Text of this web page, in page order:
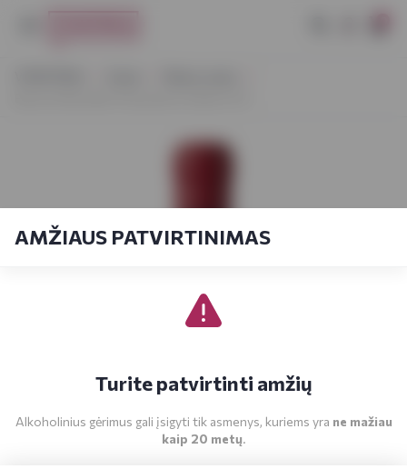
AMŽIAUS PATVIRTINIMAS
Turite patvirtinti amžių
Alkoholinius gėrimus gali įsigyti tik asmenys, kuriems yra ne mažiau
kaip 20 metų.